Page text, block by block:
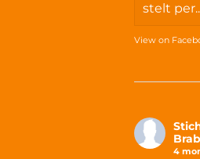
stelt
View on
4